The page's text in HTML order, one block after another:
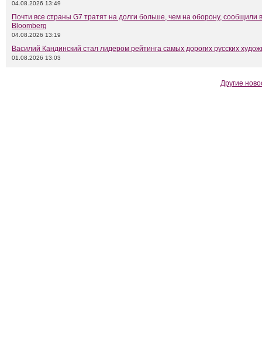
04.08.2026 13:49
Почти все страны G7 тратят на долги больше, чем на оборону, сообщили в
Bloomberg
04.08.2026 13:19
Василий Кандинский стал лидером рейтинга самых дорогих русских
01.08.2026 13:03
Другие